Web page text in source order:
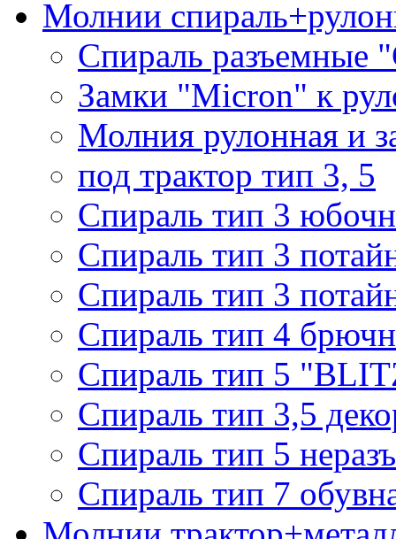
Молнии
Спираль разъемные
Замки "Micron" к
Молния рулонная и
под трактор тип 3, 5
Спираль тип 3
Спираль тип 3
Спираль тип 3
Спираль тип 4
Спираль тип 5
Спираль тип 3,5
Спираль тип 5
Спираль тип 7